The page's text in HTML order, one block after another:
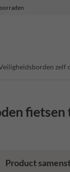
zelf
fietsen
Product